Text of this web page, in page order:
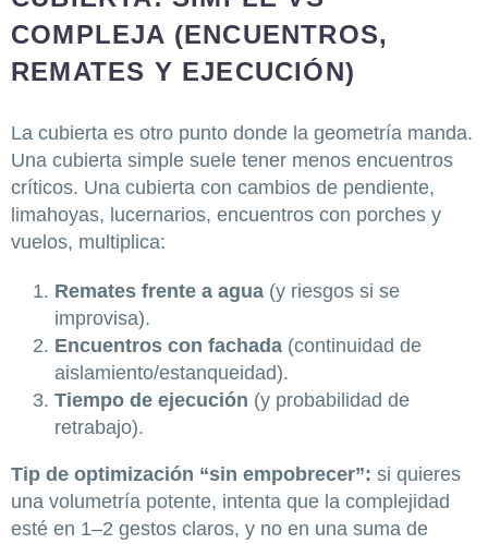
COMPLEJA (ENCUENTROS,
REMATES Y EJECUCIÓN)
La cubierta es otro punto donde la geometría manda.
Una cubierta simple suele tener menos encuentros
críticos. Una cubierta con cambios de pendiente,
limahoyas, lucernarios, encuentros con porches y
vuelos, multiplica:
Remates frente a agua (y riesgos si se
improvisa).
Encuentros con fachada (continuidad de
aislamiento/estanqueidad).
Tiempo de ejecución (y probabilidad de
retrabajo).
Tip de optimización “sin empobrecer”: si quieres
una volumetría potente, intenta que la complejidad
esté en 1–2 gestos claros, y no en una suma de